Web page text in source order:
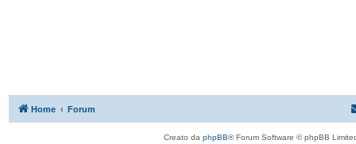
Home Forum
Creato da phpBB® Forum Software © phpBB